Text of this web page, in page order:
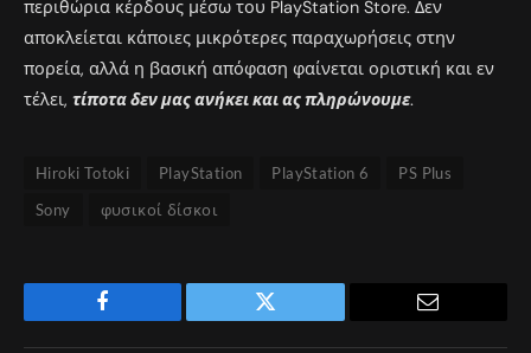
περιθώρια κέρδους μέσω του PlayStation Store. Δεν
αποκλείεται κάποιες μικρότερες παραχωρήσεις στην
πορεία, αλλά η βασική απόφαση φαίνεται οριστική και εν
τέλει, τίποτα δεν μας ανήκει και ας πληρώνουμε.
Hiroki Totoki PlayStation PlayStation 6
PS Plus
Sony
φυσικοί δίσκοι
Facebook Twitter